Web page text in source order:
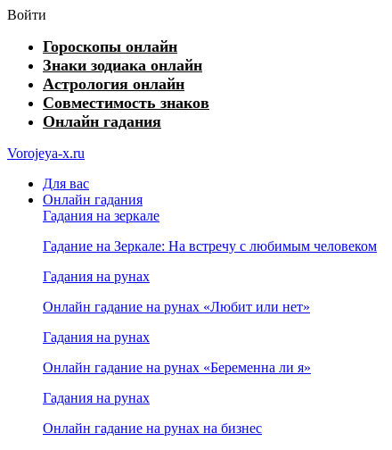
Войти
Гороскопы онлайн
Знаки зодиака онлайн
Астрология онлайн
Совместимость знаков
Онлайн гадания
Vorojeya-x.ru
Для вас
Онлайн гадания
Гадания на зеркале
Гадание на Зеркале: На встречу с любимым человеком
Гадания на рунах
Онлайн гадание на рунах «Любит или нет»
Гадания на рунах
Онлайн гадание на рунах «Беременна ли я»
Гадания на рунах
Онлайн гадание на рунах на бизнес